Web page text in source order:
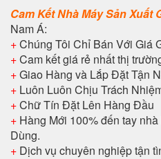
Cam Kết Nhà Máy Sản Xuất
Nam Á:
+Chúng Tôi Chỉ Bán Với Giá
+Cam kết giá rẻ nhất thị
+Giao Hàng và Lắp Đặt Tận
+ Luôn Luôn Chịu Trách
+Chữ Tín Đặt Lên Hàng Đầu
+ Hàng Mới 100% đến tay
Dùng.
+ Dịch vụ chuyên nghiệp tận